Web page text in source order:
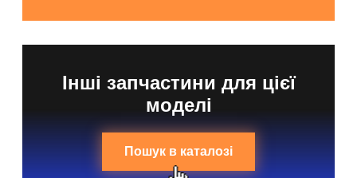
Інші запчастини для цієї
моделі
Пошук в каталозі